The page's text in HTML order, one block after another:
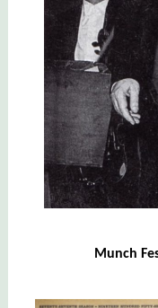
Munch